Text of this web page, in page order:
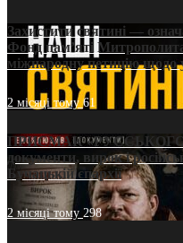
Захистити святині —
Фонд пам’яті
міжнародну петицію
2 місяці тому61
ПРИСМАК «РУССЬКОГО
документи, вирок і
Бучацькій єпархії
2 місяці тому 298